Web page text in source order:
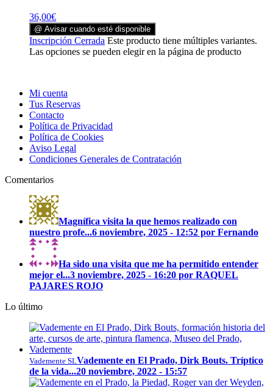
36,00€
@ Avisar cuando esté disponible
Inscripción Cerrada Este producto tiene múltiples variantes.
Las opciones se pueden elegir en la página de producto
Mi cuenta
Tus Reservas
Contacto
Política de Privacidad
Política de Cookies
Aviso Legal
Condiciones Generales de Contratación
Comentarios
Magnífica visita la que hemos realizado con
nuestro profe...6 noviembre, 2025 - 12:52 por Fernando
Ha sido una visita que me ha permitido entender
mejor el...3 noviembre, 2025 - 16:20 por RAQUEL
PAJARES ROJO
Lo último
Vademente SLVademente en El Prado, Dirk Bouts. Tríptico
de la vida...20 noviembre, 2022 - 15:57